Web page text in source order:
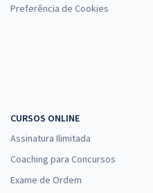
Preferência de Cookies
CURSOS ONLINE
Assinatura Ilimitada
Coaching para Concursos
Exame de Ordem